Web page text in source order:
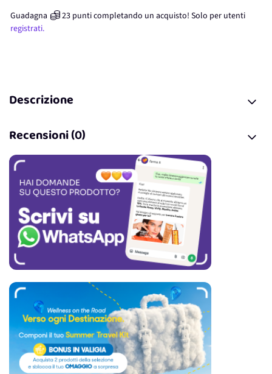
Guadagna 23 punticompletando un acquisto! Solo per utenti
registrati.
Descrizione
Recensioni (0)